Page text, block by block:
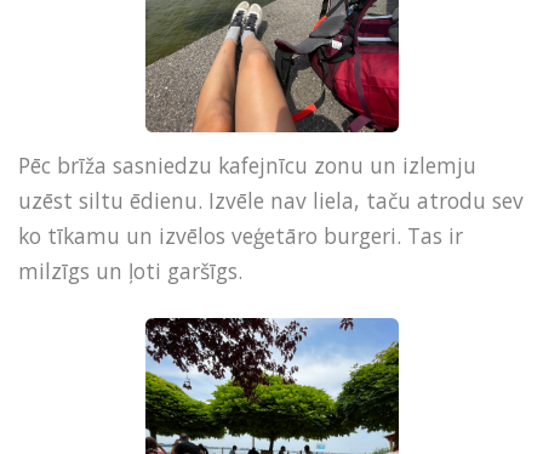
Pēc brīža sasniedzu kafejnīcu zonu un izlemju
uzēst siltu ēdienu. Izvēle nav liela, taču atrodu sev
ko tīkamu un izvēlos veģetāro burgeri. Tas ir
milzīgs un ļoti garšīgs.